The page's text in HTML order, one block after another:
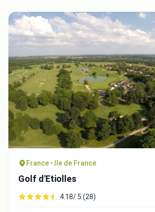
France • Ile de France
Golf d'Etiolles
4.18/ 5 (28)